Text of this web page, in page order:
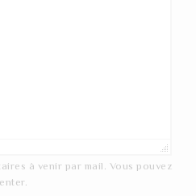
à venir par mail. Vous pouvez